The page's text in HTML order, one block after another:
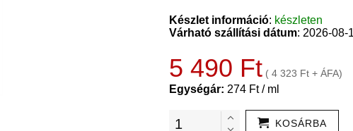
Készlet információ: készleten
Várható szállítási dátum: 2026-08-
5 490 Ft ( 4 323 Ft + ÁFA)
Egységár: 274 Ft / ml
KOSÁRBA